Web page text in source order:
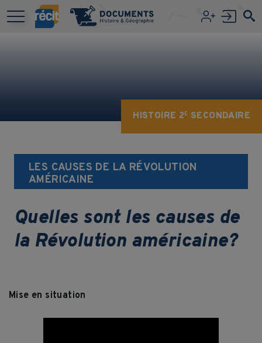
Aller au contenu principal
LES CAUSES DE LA RÉVOLUTION
AMÉRICAINE
Quelles sont les causes de
la Révolution américaine?
HISTOIRE 2E SECONDAIRE
Mise en situation